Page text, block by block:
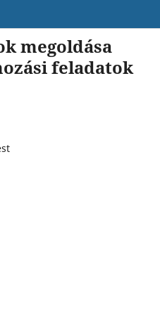
megoldása
feladatok